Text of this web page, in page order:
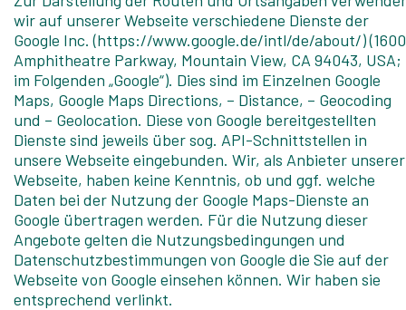
wir auf unserer Webseite verschiedene Dienste der
Google Inc. (https://www.google.de/intl/de/about/) (1600
Amphitheatre Parkway, Mountain View, CA 94043, USA;
im Folgenden „Google“). Dies sind im Einzelnen Google
Maps, Google Maps Directions, – Distance, – Geocoding
und – Geolocation. Diese von Google bereitgestellten
Dienste sind jeweils über sog. API-Schnittstellen in
unsere Webseite eingebunden. Wir, als Anbieter unserer
Webseite, haben keine Kenntnis, ob und ggf. welche
Daten bei der Nutzung der Google Maps-Dienste an
Google übertragen werden. Für die Nutzung dieser
Angebote gelten die Nutzungsbedingungen und
Datenschutzbestimmungen von Google die Sie auf der
Webseite von Google einsehen können. Wir haben sie
entsprechend verlinkt.